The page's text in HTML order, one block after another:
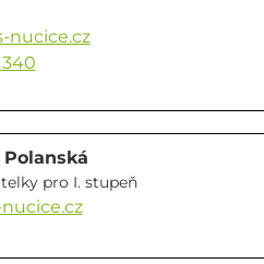
nucice.cz
pro I. stupeň